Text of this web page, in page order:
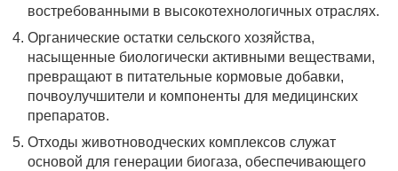
востребованными в высокотехнологичных отраслях.
Органические остатки сельского хозяйства,
насыщенные биологически активными веществами,
превращают в питательные кормовые добавки,
почвоулучшители и компоненты для медицинских
препаратов.
Отходы животноводческих комплексов служат
основой для генерации биогаза, обеспечивающего